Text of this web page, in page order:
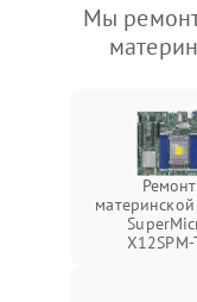
Мы
Ремонт
X12SPM-